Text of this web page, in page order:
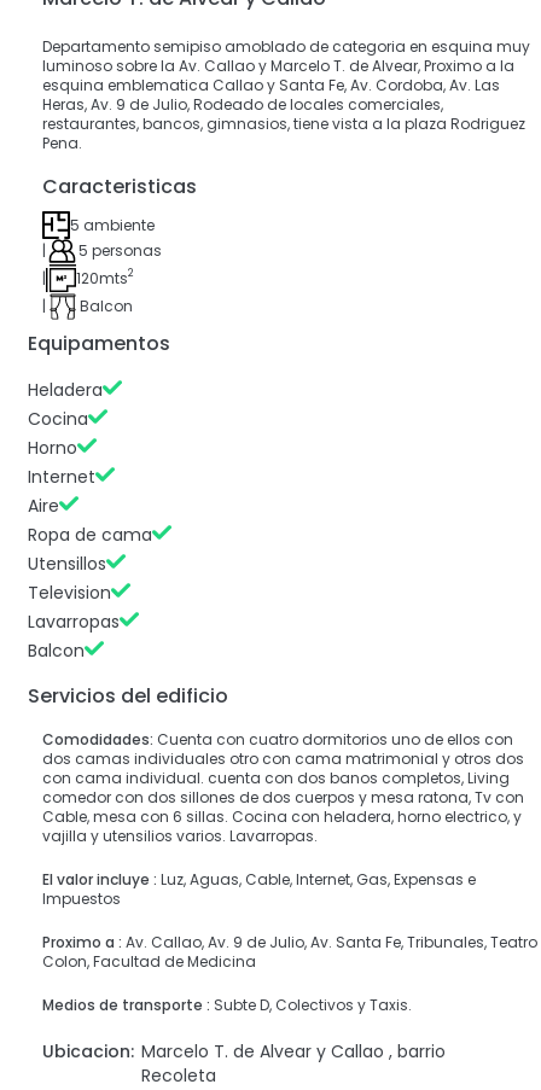
Departamento semipiso amoblado de categoria en esquina muy
luminoso sobre la Av. Callao y Marcelo T. de Alvear, Proximo a la
esquina emblematica Callao y Santa Fe, Av. Cordoba, Av. Las
Heras, Av. 9 de Julio, Rodeado de locales comerciales,
restaurantes, bancos, gimnasios, tiene vista a la plaza Rodriguez
Pena.
Caracteristicas
5 ambiente
|
5 personas
|
120mts2
| Balcon
Equipamentos
Heladera
Cocina
Horno
Internet
Aire
Ropa de cama
Utensillos
Television
Lavarropas
Balcon
Servicios del edificio
Comodidades: Cuenta con cuatro dormitorios uno de ellos con
dos camas individuales otro con cama matrimonial y otros dos
con cama individual. cuenta con dos banos completos, Living
comedor con dos sillones de dos cuerpos y mesa ratona, Tv con
Cable, mesa con 6 sillas. Cocina con heladera, horno electrico, y
vajilla y utensilios varios. Lavarropas.
El valor incluye : Luz, Aguas, Cable, Internet, Gas, Expensas e
Impuestos
Proximo a : Av. Callao, Av. 9 de Julio, Av. Santa Fe, Tribunales, Teatro
Colon, Facultad de Medicina
Medios de transporte : Subte D, Colectivos y Taxis.
Ubicacion: Marcelo T. de Alvear y Callao , barrio
Recoleta